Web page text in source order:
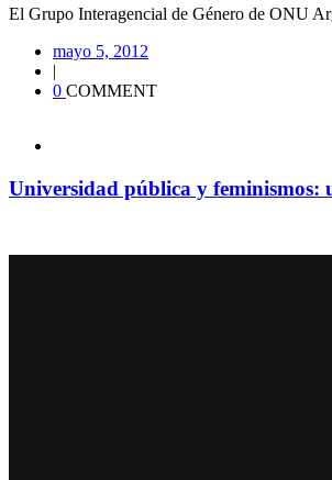
El Grupo Interagencial de Género de ONU
mayo 5, 2012
|
0 COMMENT
Universidad pública y feminismos: